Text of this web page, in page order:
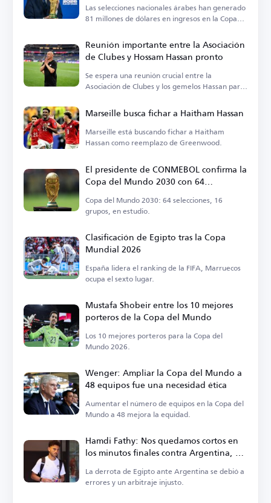
Las selecciones nacionales árabes han generado
81 millones de dólares en ingresos en la Copa
Reunión importante entre la Asociación
de Clubes y Hossam Hassan pronto
Se espera una reunión crucial entre la
Asociación de Clubes y los gemelos Hassan para
Marseille busca fichar a Haitham Hassan
Marseille está buscando fichar a Haitham
Hassan como reemplazo de Greenwood.
El presidente de CONMEBOL confirma la
Copa del Mundo 2030 con 64
selecciones
Copa del Mundo 2030: 64 selecciones, 16
grupos, en estudio.
Clasificación de Egipto tras la Copa
Mundial 2026
España lidera el ranking de la FIFA, Marruecos
ocupa el sexto lugar.
Mustafa Shobeir entre los 10 mejores
porteros de la Copa del Mundo
Los 10 mejores porteros para la Copa del
Mundo 2026.
Wenger: Ampliar la Copa del Mundo a
48 equipos fue una necesidad ética
Aumentar el número de equipos en la Copa del
Mundo a 48 mejora la equidad.
Hamdi Fathy: Nos quedamos cortos en
los minutos finales contra Argentina, el
arbitraje fue injusto
La derrota de Egipto ante Argentina se debió a
errores y un arbitraje injusto.